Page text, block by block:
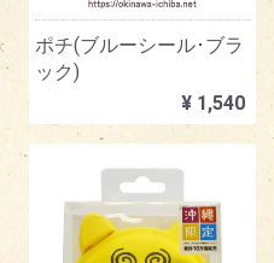
ポチ(ブルーシール･ブラ
ック)
¥ 1,540